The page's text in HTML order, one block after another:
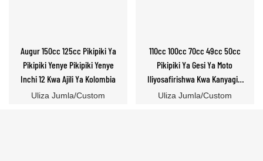
Augur 150cc 125cc Pikipiki Ya
Pikipiki Yenye Pikipiki Yenye
Inchi 12 Kwa Ajili Ya Kolombia
Uliza Jumla/Custom
110cc 100cc 70cc 49cc 50cc
Pikipiki Ya Gesi Ya Moto
Iliyosafirishwa Kwa Kanyagio
Inauzwa
Uliza Jumla/Custom